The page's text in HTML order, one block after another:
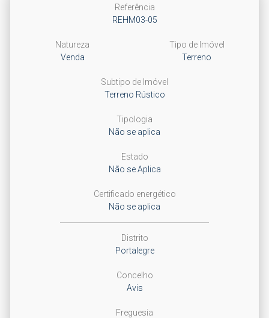
Referência
REHM03-05
Natureza
Venda
Tipo de Imóvel
Terreno
Subtipo de Imóvel
Terreno Rústico
Tipologia
Não se aplica
Estado
Não se Aplica
Certificado energético
Não se aplica
Distrito
Portalegre
Concelho
Avis
Freguesia